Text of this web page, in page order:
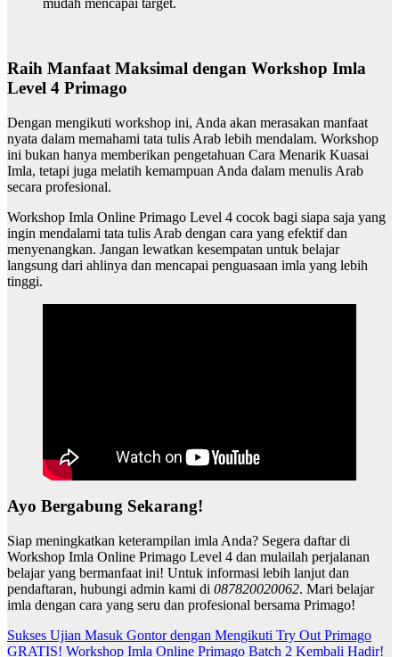
mudah mencapai target.
Raih Manfaat Maksimal dengan Workshop Imla
Level 4 Primago
Dengan mengikuti workshop ini, Anda akan merasakan manfaat
nyata dalam memahami tata tulis Arab lebih mendalam. Workshop
ini bukan hanya memberikan pengetahuan Cara Menarik Kuasai
Imla, tetapi juga melatih kemampuan Anda dalam menulis Arab
secara profesional.
Workshop Imla Online Primago Level 4 cocok bagi siapa saja yang
ingin mendalami tata tulis Arab dengan cara yang efektif dan
menyenangkan. Jangan lewatkan kesempatan untuk belajar
langsung dari ahlinya dan mencapai penguasaan imla yang lebih
tinggi.
Ayo Bergabung Sekarang!
Siap meningkatkan keterampilan imla Anda? Segera daftar di
Workshop Imla Online Primago Level 4 dan mulailah perjalanan
belajar yang bermanfaat ini! Untuk informasi lebih lanjut dan
pendaftaran, hubungi admin kami di 087820020062. Mari belajar
imla dengan cara yang seru dan profesional bersama Primago!
Post
Sukses Ujian Masuk Gontor dengan Mengikuti Try Out Primago
GRATIS! Workshop Imla Online Primago Batch 2 Kembali Hadir!